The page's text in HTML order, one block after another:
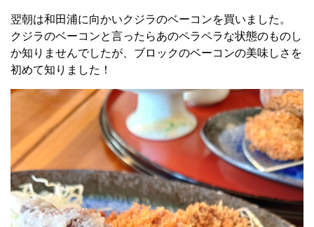
翌朝は和田浦に向かいクジラのベーコンを買いました。
クジラのベーコンと言ったらあのペラペラな状態のものし
か知りませんでしたが、ブロックのベーコンの美味しさを
初めて知りました！